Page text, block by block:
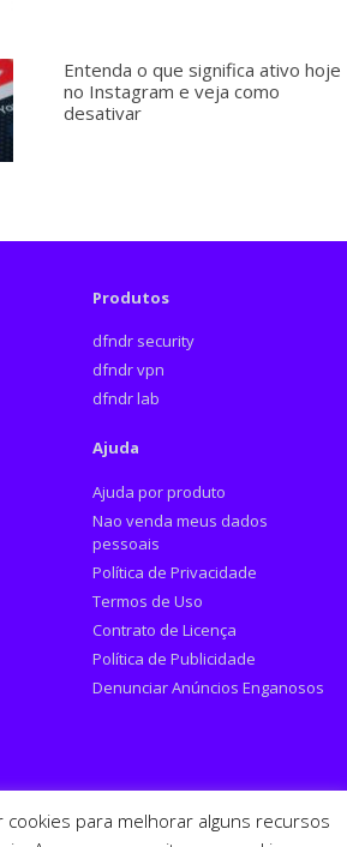
Entenda o que significa ativo hoje
no Instagram e veja como
desativar
Produtos
dfndr security
dfndr vpn
dfndr lab
Ajuda
Ajuda por produto
Nao venda meus dados
pessoais
Política de Privacidade
Termos de Uso
Contrato de Licença
Política de Publicidade
Denunciar Anúncios Enganosos
cookies para melhorar alguns recursos